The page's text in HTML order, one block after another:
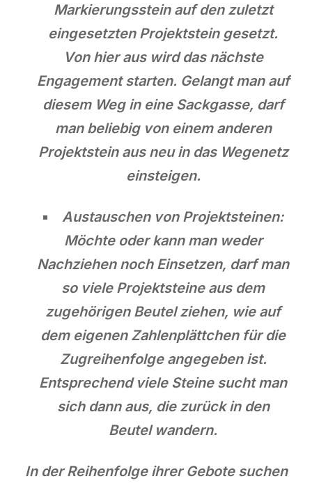
Markierungsstein auf den zuletzt
eingesetzten Projektstein gesetzt.
Von hier aus wird das nächste
Engagement starten. Gelangt man auf
diesem Weg in eine Sackgasse, darf
man beliebig von einem anderen
Projektstein aus neu in das Wegenetz
einsteigen.
Austauschen von Projektsteinen:
Möchte oder kann man weder
Nachziehen noch Einsetzen, darf man
so viele Projektsteine aus dem
zugehörigen Beutel ziehen, wie auf
dem eigenen Zahlenplättchen für die
Zugreihenfolge angegeben ist.
Entsprechend viele Steine sucht man
sich dann aus, die zurück in den
Beutel wandern.
In der Reihenfolge ihrer Gebote suchen